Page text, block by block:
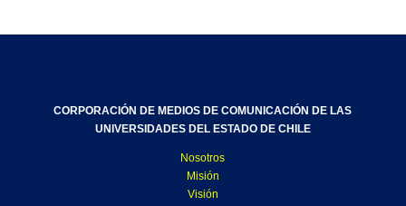
CORPORACIÓN DE MEDIOS DE COMUNICACIÓN DE LAS
UNIVERSIDADES DEL ESTADO DE CHILE
Nosotros
Misión
Visión